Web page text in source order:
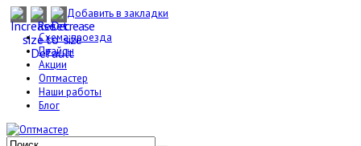
Добавить в закладки
Схема проезда
Прайсы
Акции
Оптмастер
Наши работы
Блог